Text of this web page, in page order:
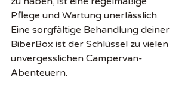
Pflege und Wartung unerlässlich.
Eine sorgfältige Behandlung deiner
BiberBox ist der Schlüssel zu vielen
unvergesslichen Campervan-
Abenteuern.